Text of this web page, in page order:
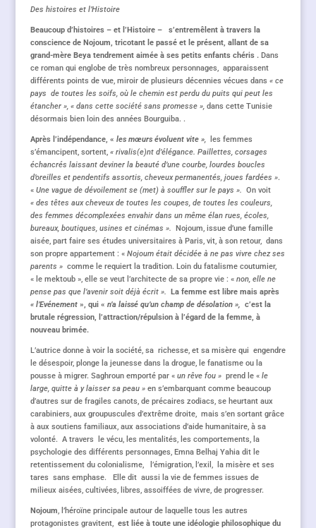
Des histoires et l’Histoire
Beaucoup d’histoires – et l’Histoire – s’entremêlent à travers la
conscience de Nojoum, tricotant le passé et le présent, allant de sa
grand-mère Beya tendrement aimée à ses petits enfants chéris .Dans
ce roman qui englobe de très nombreux personnages, apparaissent
différents points de vue, miroir de plusieurs décennies vécues dans « ce
pays de toutes les soifs, où le chemin est perdu du puits qui peut les
étancher », « dans cette société sans promesse », dans cette Tunisie
désormais bien loin des années Bourguiba. .
Après l’indépendance, « les mœurs évoluent vite »,
les femmes
s’émancipent, sortent, « rivalis(e)nt d’élégance. Paillettes, corsages
échancrés laissant deviner la beauté d’une courbe, lourdes boucles
d’oreilles et pendentifs assortis, cheveux permanentés, joues fardées ».
« Une vague de dévoilement se (met) à souffler sur le pays ». On voit
« des têtes aux cheveux de toutes les coupes, de toutes les couleurs,
des femmes décomplexées envahir dans un même élan rues, écoles,
bureaux, boutiques, usines et cinémas ». Nojoum, issue d’une famille
aisée, part faire ses études universitaires à Paris, vit, à son retour, dans
son propre appartement : « Nojoum était décidée à ne pas vivre chez ses
parents »comme le requiert la tradition. Loin du fatalisme coutumier,
« le mektoub », elle se veut l’architecte de sa propre vie : « non, elle ne
pense pas que l’avenir soit déjà écrit ». La femme est libre mais après
« l’Evénement», qui « n’a laissé qu’un champ de désolation », c’est la
brutale régression, l’attraction/répulsion à l’égard de la femme, à
nouveau brimée.
L’autrice donne à voir la société, sa richesse, et sa misère qui engendre
le désespoir, plonge la jeunesse dans la drogue, le fanatisme ou la
pousse à migrer. Saghroun emporté par « un rêve fou » prend le « le
large, quitte à y laisser sa peau »en s’embarquant comme beaucoup
d’autres sur de fragiles canots, de précaires zodiacs, se heurtant aux
carabiniers, aux groupuscules d’extrême droite, mais s’en sortant grâce
à aux soutiens familiaux, aux associations d’aide humanitaire, à sa
volonté. A travers le vécu, les mentalités, les comportements, la
psychologie des différents personnages, Emna Belhaj Yahia dit le
retentissement du colonialisme, l’émigration, l’exil, la misère et ses
tares sans emphase. Elle dit aussi la vie de femmes issues de
milieux aisées, cultivées, libres, assoiffées de vivre, de progresser.
Nojoum, l’héroïne principale autour de laquelle tous les autres
protagonistes gravitent, est liée à toute une idéologie philosophique du